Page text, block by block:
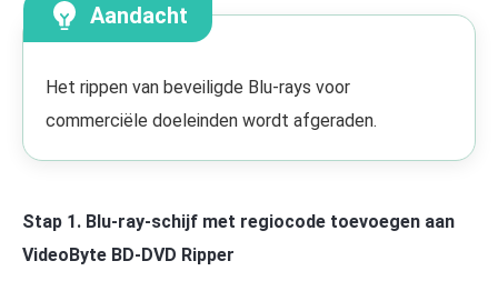
Aandacht
Het rippen van beveiligde Blu-rays voor
commerciële doeleinden wordt afgeraden.
Stap 1. Blu-ray-schijf met regiocode toevoegen aan
VideoByte BD-DVD Ripper